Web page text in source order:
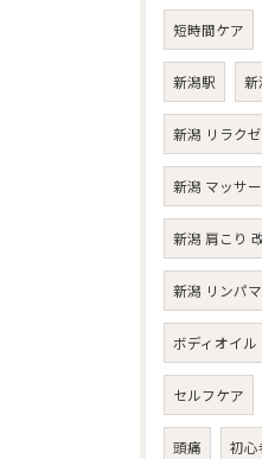
短時間ケア
新潟駅 新
新潟 リラク
新潟 マッサ
新潟 肩こり
新潟 リンパ
ボディオイル
セルフケア
頭痛 初